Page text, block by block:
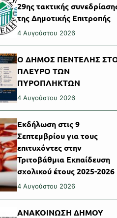
29ης τακτικής
της Δημοτικής Επιτροπής
4 Αυγούστου 2026
Ο ΔΗΜΟΣ ΠΕΝΤΕΛΗΣ
ΠΛΕΥΡΟ ΤΩΝ
ΠΥΡΟΠΛΗΚΤΩΝ
4 Αυγούστου 2026
Εκδήλωση στις 9
Σεπτεμβρίου για τους
επιτυχόντες στην
Τριτοβάθμια Εκπαίδευση
σχολικού έτους 2025-2026
4 Αυγούστου 2026
ΑΝΑΚΟΙΝΩΣΗ ΔΗΜΟΥ